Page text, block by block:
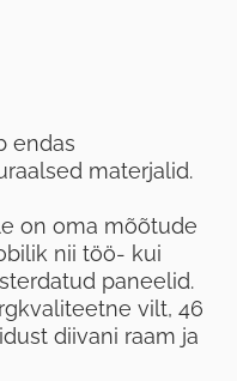
endas
materjalid.
on oma mõõtude
nii töö- kui
paneelid.
vilt, 46
diivani raam ja